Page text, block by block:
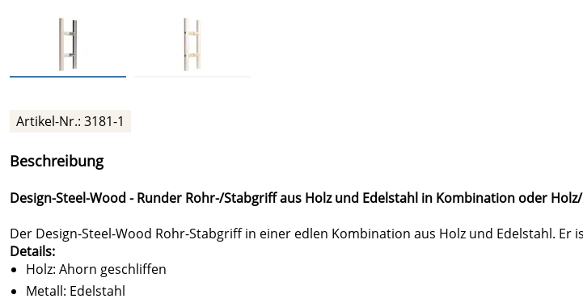
Artikel-Nr.: 3181-1
Beschreibung
Design-Steel-Wood - Runder Rohr-/Stabgriff aus Holz und Edelstahl in Kombination oder
Der Design-Steel-Wood Rohr-Stabgriff in einer edlen Kombination aus Holz und Edelstahl. Er
Details:
Holz: Ahorn geschliffen
Metall: Edelstahl